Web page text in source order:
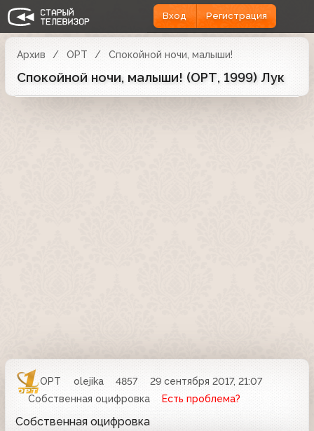
Вход Регистрация
Архив ОРТ Спокойной ночи, малыши!
Спокойной ночи, малыши! (ОРТ, 1999) Лук
ОРТ olejika 4857
29 сентября 2017, 21:07
Собственная оцифровка
Есть проблема?
Собственная оцифровка